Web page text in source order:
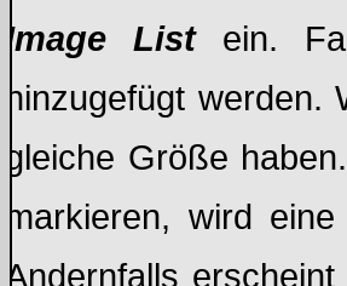
Image List ein.
hinzugefügt werden.
gleiche Größe
markieren, wird
Andernfalls